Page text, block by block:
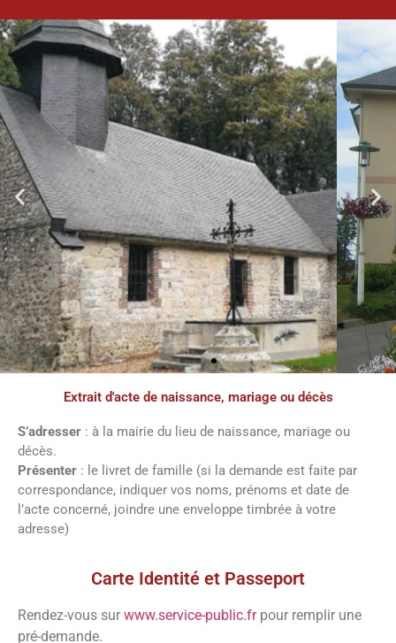
Paroisse
nécessaires sur notre paroisse en cliquant
sur le bouton ci-dessous
Extrait d'acte de naissance, mariage ou décès
S’adresser : à la mairie du lieu de naissance, mariage ou
décès.
Présenter : le livret de famille (si la demande est faite par
correspondance, indiquer vos noms, prénoms et date de
l’acte concerné, joindre une enveloppe timbrée à votre
adresse)
Carte Identité et Passeport
Rendez-vous sur www.service-public.frpour remplir une
pré-demande.